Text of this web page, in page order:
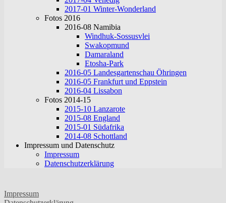
2017-01 Winter-Wonderland
Fotos 2016
2016-08 Namibia
Windhuk-Sossusvlei
Swakopmund
Damaraland
Etosha-Park
2016-05 Landesgartenschau Öhringen
2016-05 Frankfurt und Eppstein
2016-04 Lissabon
Fotos 2014-15
2015-10 Lanzarote
2015-08 England
2015-01 Südafrika
2014-08 Schottland
Impressum und Datenschutz
Impressum
Datenschutzerklärung
Impressum